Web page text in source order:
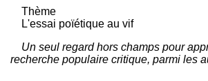
Thème
L'essai poïétique au vif
Un seul regard hors champs pour
recherche populaire critique, parmi les